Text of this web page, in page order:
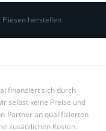
Fliesen herstellen
finanziert sich durch
selbst keine Preise und
Partner an qualifizierten
zusätzlichen Kosten.